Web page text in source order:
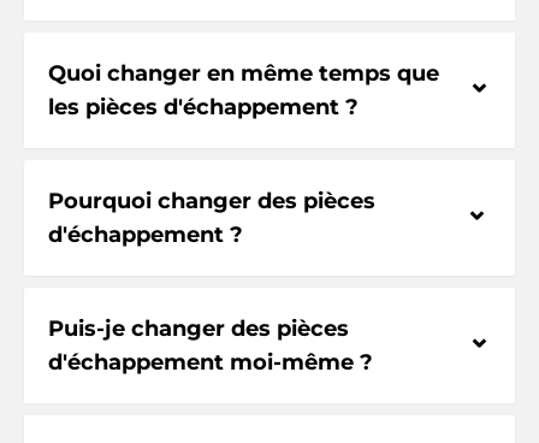
Quoi changer en même temps que
les pièces d'échappement ?
⌃
Pourquoi changer des pièces
d'échappement ?
⌃
Puis-je changer des pièces
d'échappement moi-même ?
⌃